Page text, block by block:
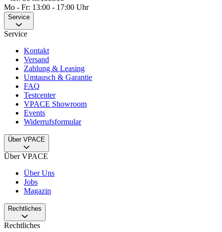
Mo - Fr: 13:00 - 17:00 Uhr
Service
Service
Kontakt
Versand
Zahlung & Leasing
Umtausch & Garantie
FAQ
Testcenter
VPACE Showroom
Events
Widerrufsformular
Über VPACE
Über VPACE
Über Uns
Jobs
Magazin
Rechtliches
Rechtliches